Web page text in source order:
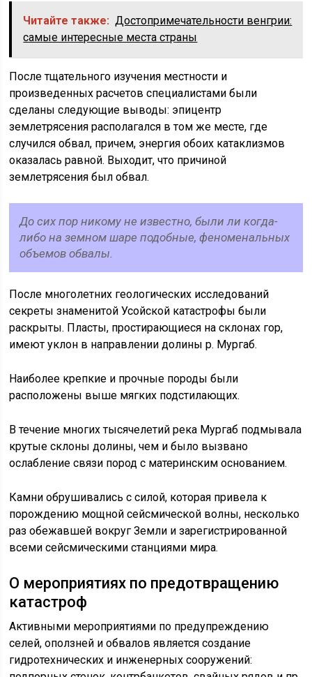
Читайте также: Достопримечательности венгрии:
самые интересные места страны
После тщательного изучения местности и
произведенных расчетов специалистами были
сделаны следующие выводы: эпицентр
землетрясения располагался в том же месте, где
случился обвал, причем, энергия обоих катаклизмов
оказалась равной. Выходит, что причиной
землетрясения был обвал.
До сих пор никому не известно, были ли когда-
либо на земном шаре подобные, феноменальных
объемов обвалы.
После многолетних геологических исследований
секреты знаменитой Усойской катастрофы были
раскрыты. Пласты, простирающиеся на склонах гор,
имеют уклон в направлении долины р. Мургаб.
Наиболее крепкие и прочные породы были
расположены выше мягких подстилающих.
В течение многих тысячелетий река Мургаб подмывала
крутые склоны долины, чем и было вызвано
ослабление связи пород с материнским основанием.
Камни обрушивались с силой, которая привела к
порождению мощной сейсмической волны, несколько
раз обежавшей вокруг Земли и зарегистрированной
всеми сейсмическими станциями мира.
О мероприятиях по предотвращению
катастроф
Активными мероприятиями по предупреждению
селей, оползней и обвалов является создание
гидротехнических и инженерных сооружений: